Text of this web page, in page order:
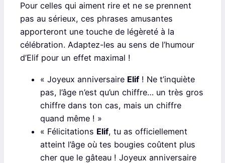
Pour celles qui aiment rire et ne se prennent
pas au sérieux, ces phrases amusantes
apporteront une touche de légèreté à la
célébration. Adaptez-les au sens de l’humour
d’Elif pour un effet maximal !
« Joyeux anniversaire Elif ! Ne t’inquiète
pas, l’âge n’est qu’un chiffre… un très gros
chiffre dans ton cas, mais un chiffre
quand même ! »
« Félicitations Elif, tu as officiellement
atteint l’âge où tes bougies coûtent plus
cher que le gâteau ! Joyeux anniversaire